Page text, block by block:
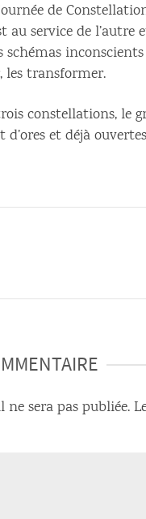
de
au service de l’autre
schémas
les transformer.
constellations, le
et déjà
ne sera pas publiée.